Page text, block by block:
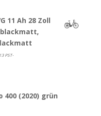
11 Ah 28 Zoll
PST-
400 (2020) grün